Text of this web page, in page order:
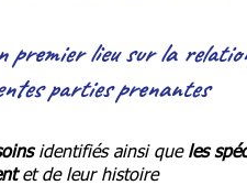
lieu sur la
parties prenantes
identifiés ainsi que les
et de leur histoire